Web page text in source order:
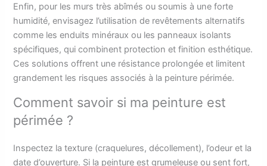
Enfin, pour les murs très abîmés ou soumis à une forte
humidité, envisagez l’utilisation de revêtements alternatifs
comme les enduits minéraux ou les panneaux isolants
spécifiques, qui combinent protection et finition esthétique.
Ces solutions offrent une résistance prolongée et limitent
grandement les risques associés à la peinture périmée.
Comment savoir si ma peinture est
périmée ?
Inspectez la texture (craquelures, décollement), l’odeur et la
date d’ouverture. Si la peinture est grumeleuse ou sent fort,